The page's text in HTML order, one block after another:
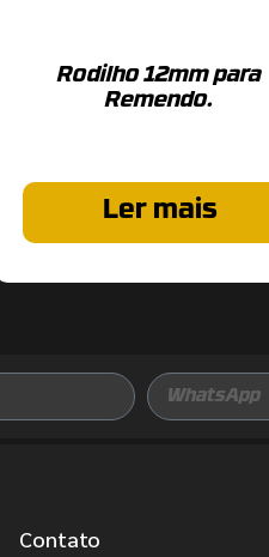
Rodilho 12mm para
Remendo.
Ler mais
Contato